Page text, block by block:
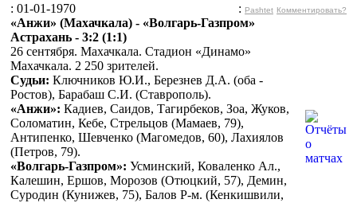
: 01-01-1970 : Pashtet Комментировать?
«Анжи» (Махачкала) - «Волгарь-Газпром»
Астрахань - 3:2 (1:1)
26 сентября. Махачкала. Стадион «Динамо»
Махачкала. 2 250 зрителей.
Судьи: Ключников Ю.И., Березнев Д.А. (оба -
Ростов), Барабаш С.И. (Ставрополь).
«Анжи»: Кадиев, Саидов, Тагирбеков, Зоа, Жуков,
Соломатин, Кебе, Стрельцов (Мамаев, 79),
Антипенко, Шевченко (Магомедов, 60), Лахиялов
(Петров, 79).
«Волгарь-Газпром»: Усминский, Коваленко Ал.,
Калешин, Ершов, Морозов (Отюцкий, 57), Демин,
Суродин (Кунижев, 75), Балов Р-м. (Кенкишвили,